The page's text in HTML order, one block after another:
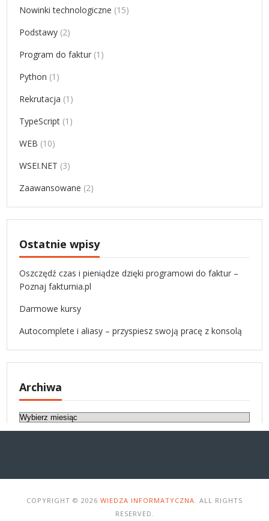
Nowinki technologiczne (15)
Podstawy (2)
Program do faktur (1)
Python (1)
Rekrutacja (1)
TypeScript (1)
WEB (10)
WSEI.NET (3)
Zaawansowane (2)
Ostatnie wpisy
Oszczędź czas i pieniądze dzięki programowi do faktur –
Poznaj fakturnia.pl
Darmowe kursy
Autocomplete i aliasy – przyspiesz swoją pracę z konsolą
Archiwa
A
r
w
COPYRIGHT © 2026 WIEDZA INFORMATYCZNA. ALL RIGHTS
RESERVED.